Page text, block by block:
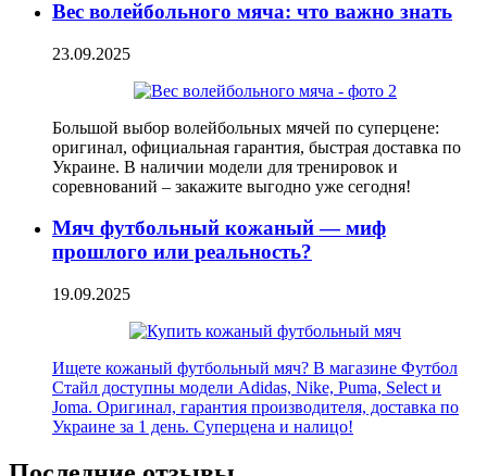
Вес волейбольного мяча: что важно знать
23.09.2025
Большой выбор волейбольных мячей по суперцене:
оригинал, официальная гарантия, быстрая доставка по
Украине. В наличии модели для тренировок и
соревнований – закажите выгодно уже сегодня!
Мяч футбольный кожаный — миф
прошлого или реальность?
19.09.2025
Ищете кожаный футбольный мяч? В магазине Футбол
Стайл доступны модели Adidas, Nike, Puma, Select и
Joma. Оригинал, гарантия производителя, доставка по
Украине за 1 день. Суперцена и налицо!